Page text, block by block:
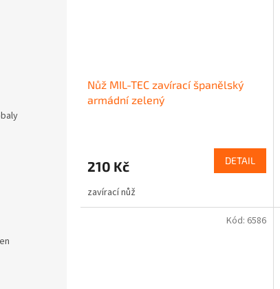
Nůž MIL-TEC zavírací španělský
armádní zelený
210 Kč DETAIL
zavírací nůž
Kód: 6586